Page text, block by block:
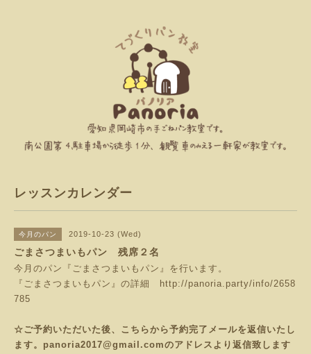
レッスンカレンダー
今月のパン 2019-10-23 (Wed)
ごまさつまいもパン 残席２名
今月のパン『ごまさつまいもパン』を行います。
『ごまさつまいもパン』の詳細
http://panoria.party/info/2658
785
☆ご予約いただいた後、こちらから予約完了メールを返信いたし
ます。panoria2017@gmail.comのアドレスより返信致します